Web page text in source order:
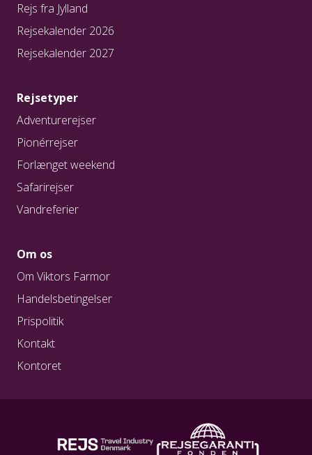
Rejs fra Jylland
Rejsekalender 2026
Rejsekalender 2027
Rejsetyper
Adventurerejser
Pionérrejser
Forlænget weekend
Safarirejser
Vandreferier
Om os
Om Viktors Farmor
Handelsbetingelser
Prispolitik
Kontakt
Kontoret